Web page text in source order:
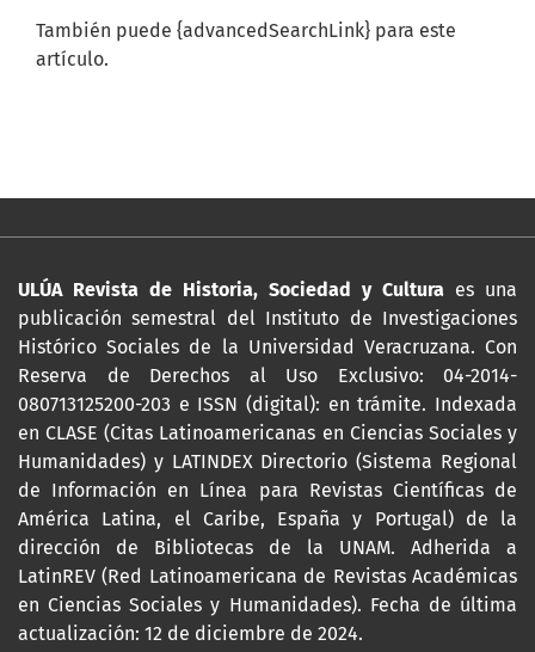
También puede {advancedSearchLink} para este
artículo.
ULÚA Revista de Historia, Sociedad y Cultura es una
publicación semestral del Instituto de Investigaciones
Histórico Sociales de la Universidad Veracruzana. Con
Reserva de Derechos al Uso Exclusivo: 04-2014-
080713125200-203 e ISSN (digital): en trámite. Indexada
en CLASE (Citas Latinoamericanas en Ciencias Sociales y
Humanidades) y LATINDEX Directorio (Sistema Regional
de Información en Línea para Revistas Científicas de
América Latina, el Caribe, España y Portugal) de la
dirección de Bibliotecas de la UNAM. Adherida a
LatinREV (Red Latinoamericana de Revistas Académicas
en Ciencias Sociales y Humanidades). Fecha de última
actualización: 12 de diciembre de 2024.